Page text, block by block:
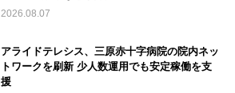
2026.08.07
アライドテレシス、三原赤十字病院の院内ネッ
トワークを刷新 少人数運用でも安定稼働を支
援